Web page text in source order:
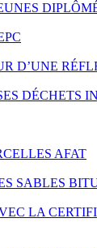
D’UNE
DÉCHETS
AFAT
SABLES
LA